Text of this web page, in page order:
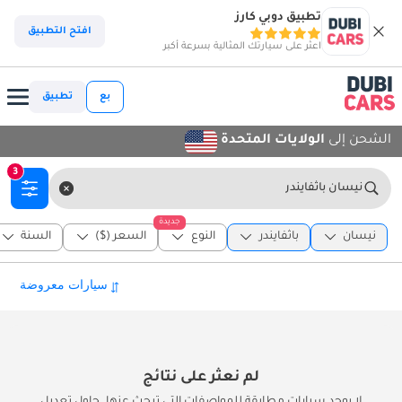
تطبيق دوبي كارز
اعثر على سيارتك المثالية بسرعة أكبر
افتح التطبيق
بع تطبيق
الشحن إلى الولايات المتحدة
نيسان باثفايندر
3
نيسان باثفايندر
جديدة
النوع السعر ($) السنة
لم نعثر على نتائج